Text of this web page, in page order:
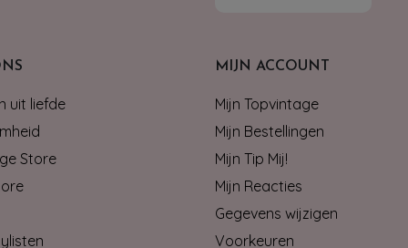
uit liefde
Store
MIJN ACCOUNT
Mijn Topvintage
Mijn Bestellingen
Mijn Tip Mij!
Mijn Reacties
Gegevens wijzigen
Voorkeuren